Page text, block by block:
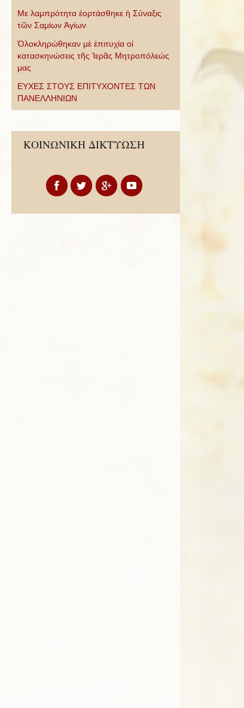
Με λαμπρότητα ἑορτάσθηκε ἡ Σύναξις
τῶν Σαμίων Ἁγίων
Ὁλοκληρώθηκαν μὲ ἐπιτυχία οἱ
κατασκηνώσεις τῆς Ἱερᾶς Μητροπόλεώς
μας
ΕΥΧΕΣ ΣΤΟΥΣ ΕΠΙΤΥΧΟΝΤΕΣ ΤΩΝ
ΠΑΝΕΛΛΗΝΙΩΝ
ΚΟΙΝΩΝΙΚΗ ΔΙΚΤΥΩΣΗ